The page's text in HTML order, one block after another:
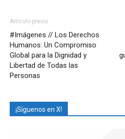
Artículo previo
#Imágenes // Los Derechos
Humanos: Un Compromiso
Global para la Dignidad y
Libertad de Todas las
Personas
¡Síguenos en X!